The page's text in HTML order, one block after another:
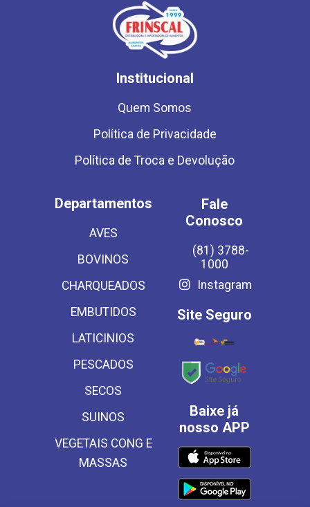
Institucional
Quem Somos
Política de Privacidade
Política de Troca e Devolução
Departamentos
AVES
BOVINOS
CHARQUEADOS
EMBUTIDOS
LATICINIOS
PESCADOS
SECOS
SUINOS
VEGETAIS CONG E
MASSAS
Fale
Conosco
(81) 3788-
1000
Instagram
Site Seguro
Baixe já
nosso APP